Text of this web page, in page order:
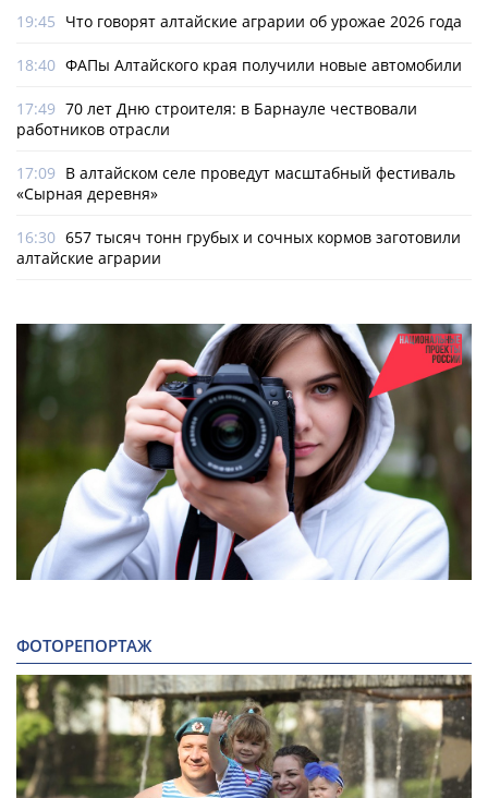
19:45 Что говорят алтайские аграрии об урожае 2026 года
18:40 ФАПы Алтайского края получили новые автомобили
17:49 70 лет Дню строителя: в Барнауле чествовали
работников отрасли
17:09 В алтайском селе проведут масштабный фестиваль
«Сырная деревня»
16:30 657 тысяч тонн грубых и сочных кормов заготовили
алтайские аграрии
ФОТОРЕПОРТАЖ